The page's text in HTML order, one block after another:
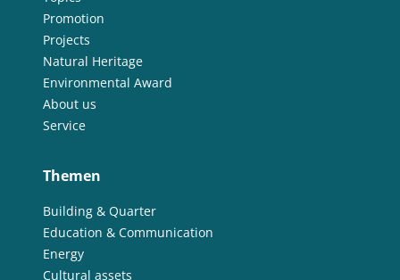
Promotion
Projects
Natural Heritage
Environmental Award
About us
Service
Themen
Building & Quarter
Education & Communication
Energy
Cultural assets